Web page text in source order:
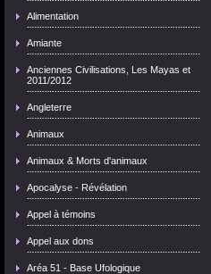
Alimentation
Amiante
Anciennes Civilisations, Les Mayas et
2011/2012
Angleterre
Animaux
Animaux & Morts d'animaux
Apocalyse - Révélation
Appel à témoins
Appel aux dons
Aréa 51 - Base Ufologique